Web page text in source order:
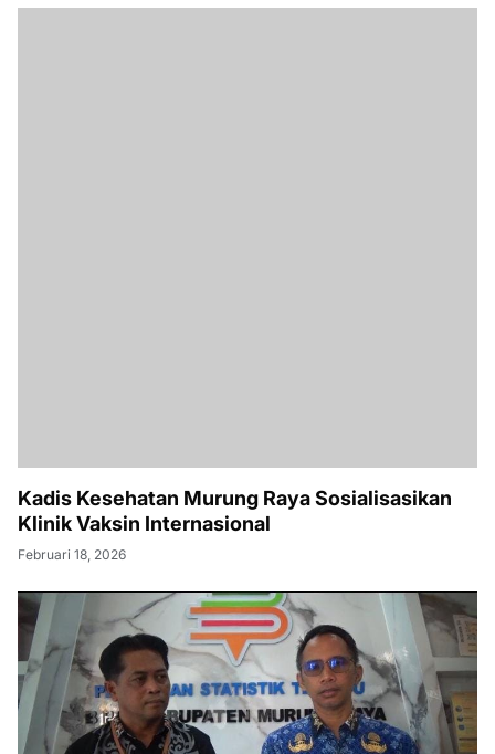
Kadis Kesehatan Murung Raya Sosialisasikan
Klinik Vaksin Internasional
Februari 18, 2026